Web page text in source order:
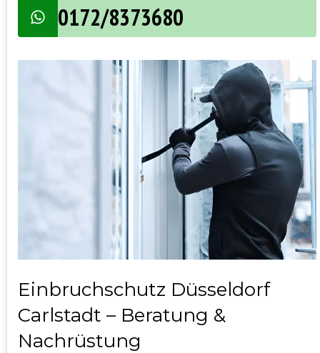
0172/8373680
Einbruchschutz Düsseldorf
Carlstadt – Beratung &
Nachrüstung